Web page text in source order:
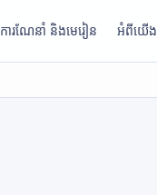
ការណែនាំ និងមេរៀន អំពីយើង